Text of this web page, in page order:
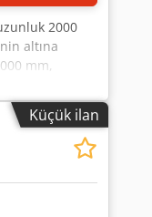
2000
altına
mm,
çitinin
gücü
Her biri 1 x
kullanılabilir -
Küçük ilan